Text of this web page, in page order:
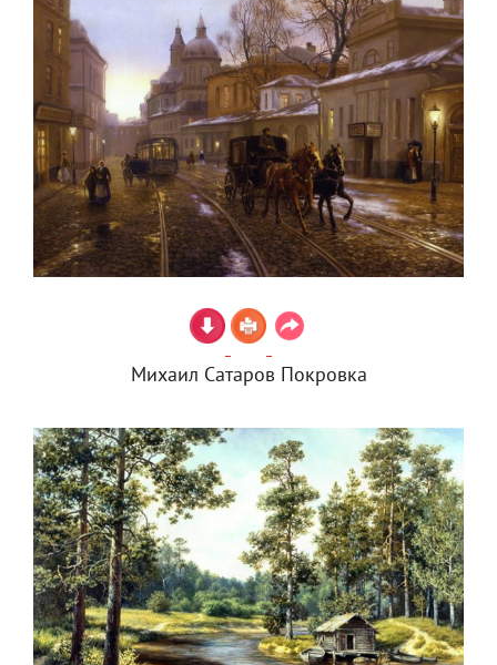
Михаил Сатаров Покровка